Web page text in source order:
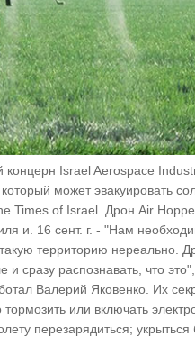
концерн Israel Aerospace
может эвакуировать
Times of Israel. Дрон Air
и. 16 сент. г. - "Нам
территорию нереально.
и сразу распознавать, что
Валерий Яковенко. Их
или включать
перезарядиться; укрыться